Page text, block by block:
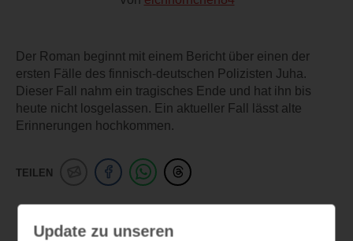
Der Roman beginnt mit einem Bericht über einen der
ersten Fälle des finnisch-deutschen Polizisten Juha.
Dieser Fall nahm ein tragisches Ende und hat ihn bis
heute nicht losgelassen. Ein aktueller Fall lässt alte
Erinnerungen hochkommen.
TEILEN
Update zu unseren